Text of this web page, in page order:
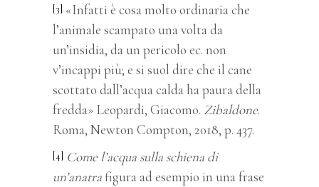
[3] «Infatti è cosa molto ordinaria che
l’animale scampato una volta da
un’insidia, da un pericolo ec. non
v’incappi più; e si suol dire che il cane
scottato dall’acqua calda ha paura della
fredda» Leopardi, Giacomo. Zibaldone.
Roma, Newton Compton, 2018, p. 437.
[4] Come l’acqua sulla schiena di
un’anatra figura ad esempio in una frase